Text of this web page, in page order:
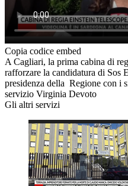
Copia codice embed
A Cagliari, la prima cabina di
rafforzare la candidatura di Sos
presidenza della Regione con i
servizio Virginia Devoto
Gli altri servizi